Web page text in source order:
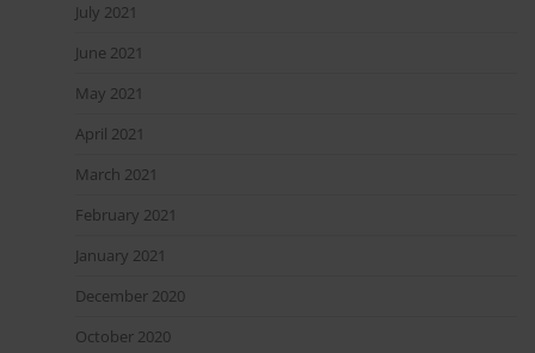
July 2021
June 2021
May 2021
April 2021
March 2021
February 2021
January 2021
December 2020
October 2020